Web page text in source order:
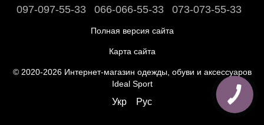
097-097-55-33 066-066-55-33 073-073-55-33
Полная версия сайта
Карта сайта
© 2020-2026 Интернет-магазин одежды, обуви и аксессуаров
Ideal Sport
Укр Рус